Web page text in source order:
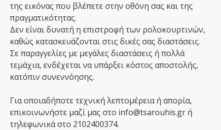
της εικόνας που βλέπετε στην οθόνη σας και της
πραγματικότητας.
Δεν είναι δυνατή η επιστροφή των ρολοκουρτινών,
καθώς κατασκευάζονται στις δικές σας διαστάσεις.
Σε παραγγελίες με μεγάλες διαστάσεις ή πολλά
τεμάχια, ενδέχεται να υπάρξει κόστος αποστολής,
κατόπιν συνεννόησης.
Για οποιαδήποτε τεχνική λεπτομέρεια ή απορία,
επικοινωνήστε μαζί μας στο info@tsarouhis.gr ή
τηλεφωνικά στο 2102400374.